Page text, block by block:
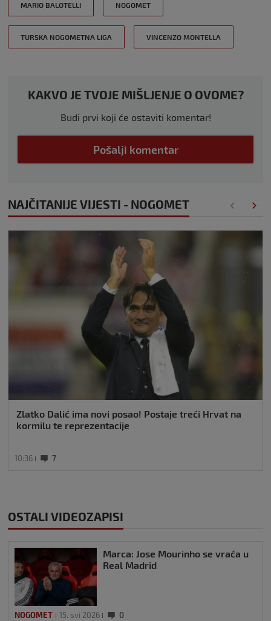
MARIO BALOTELLI NOGOMET
TURSKA NOGOMETNA LIGA VINCENZO MONTELLA
KAKVO JE TVOJE MIŠLJENJE O OVOME?
Budi prvi koji će ostaviti komentar!
Pošalji komentar
NAJČITANIJE VIJESTI - NOGOMET
Zlatko Dalić ima novi posao! Postaje treći Hrvat na
kormilu te reprezentacije
10:36 7
OSTALI VIDEOZAPISI
Marca: Jose Mourinho se vraća u
Real Madrid
NOGOMET 15. svi 2026 0